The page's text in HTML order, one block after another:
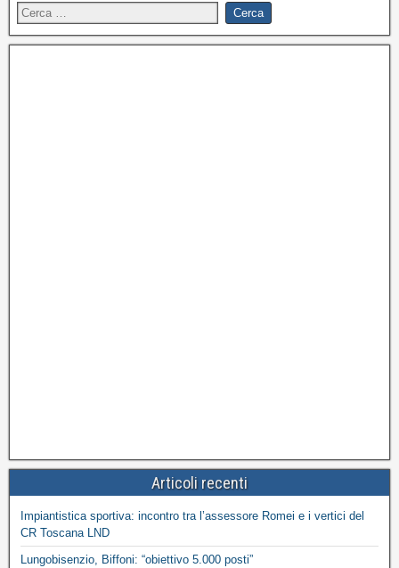
Articoli recenti
Impiantistica sportiva: incontro tra l’assessore Romei e i vertici del
CR Toscana LND
Lungobisenzio, Biffoni: “obiettivo 5.000 posti”